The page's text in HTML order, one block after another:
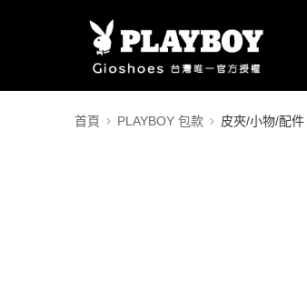
首頁 PLAYBOY 包款 皮夾/小物/配件